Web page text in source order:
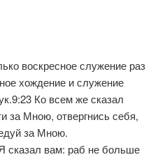
воскресное служение раз
хождение и служение
Ко всем же сказал
за Мною, отвергнись себя,
за Мною.
сказал вам: раб не больше